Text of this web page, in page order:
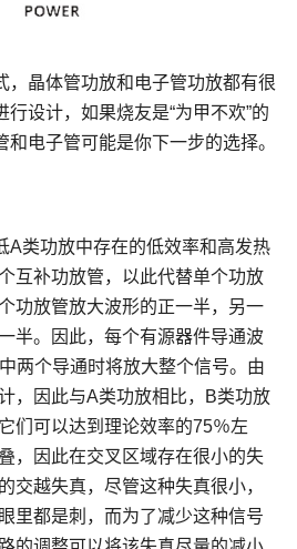
，晶体管功放和电子管功放都有很
设计，如果烧友是“为甲不欢”的
电子管可能是你下一步的选择。
A类功放中存在的低效率和高发热
互补功放管，以此代替单个功放
功放管放大波形的正一半，另一
半。因此，每个有源器件导通波
两个导通时将放大整个信号。由
，因此与A类功放相比，B类功放
们可以达到理论效率的75％左
，因此在交叉区域存在很小的失
交越失真，尽管这种失真很小，
里都是刺，而为了减少这种信号